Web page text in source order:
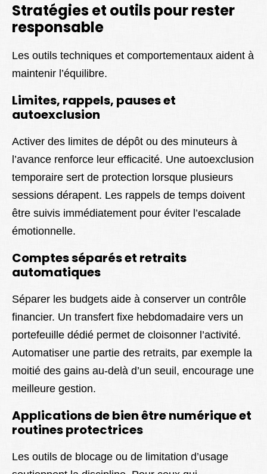
Stratégies et outils pour rester
responsable
Les outils techniques et comportementaux aident à
maintenir l’équilibre.
Limites, rappels, pauses et
autoexclusion
Activer des limites de dépôt ou des minuteurs à
l’avance renforce leur efficacité. Une autoexclusion
temporaire sert de protection lorsque plusieurs
sessions dérapent. Les rappels de temps doivent
être suivis immédiatement pour éviter l’escalade
émotionnelle.
Comptes séparés et retraits
automatiques
Séparer les budgets aide à conserver un contrôle
financier. Un transfert fixe hebdomadaire vers un
portefeuille dédié permet de cloisonner l’activité.
Automatiser une partie des retraits, par exemple la
moitié des gains au-delà d’un seuil, encourage une
meilleure gestion.
Applications de bien être numérique et
routines protectrices
Les outils de blocage ou de limitation d’usage